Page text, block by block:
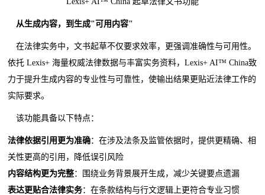
从生成内容，到生成" 可用内容"
在法律实务中，文书起草不仅要求效率，更强调准确性与可用性。
依托 Lexis+ 海量权威法律数据与丰富实务资料，Lexis+ AI™ China致
力于提升生成内容的专业性与可靠性，使输出结果更贴近法律工作的
实际要求。
该功能具备以下特点：
法律依据引用更为准确：在涉及法条及监管依据时，提供更精确、相
关性更高的引用，降低误引风险
内容结构更为完整：围绕业务背景展开生成，减少关键要点遗漏
表达更贴合法律实务：在条款结构与行文逻辑上更符合专业习惯